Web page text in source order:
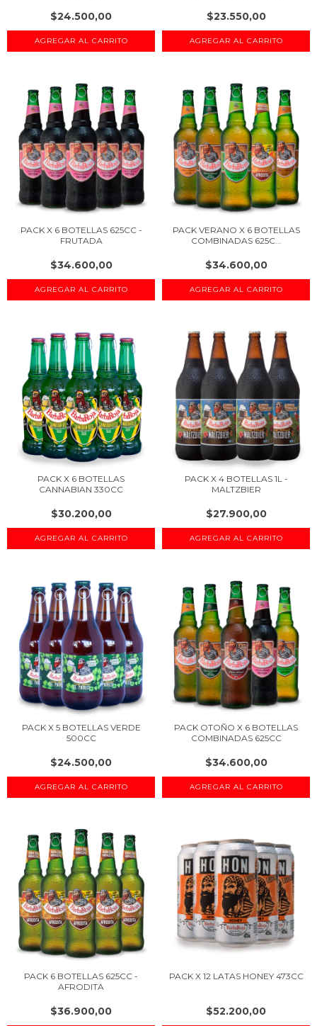
$24.500,00 $23.550,00
PACK X 6 BOTELLAS 625CC -
FRUTADA
$34.600,00
PACK VERANO X 6 BOTELLAS
COMBINADAS 625C...
$34.600,00
PACK X 6 BOTELLAS
CANNABIAN 330CC
$30.200,00
PACK X 4 BOTELLAS 1L -
MALTZBIER
$27.900,00
PACK X 5 BOTELLAS VERDE
500CC
$24.500,00
PACK OTOÑO X 6 BOTELLAS
COMBINADAS 625CC
$34.600,00
PACK 6 BOTELLAS 625CC -
AFRODITA
$36.900,00
PACK X 12 LATAS HONEY 473CC
$52.200,00